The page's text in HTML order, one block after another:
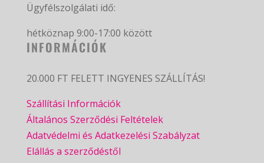
Ügyfélszolgálati idő:
hétköznap 9:00-17:00 között
INFORMÁCIÓK
20.000 FT FELETT INGYENES SZÁLLÍTÁS!
Szállítási Információk
Általános Szerződési Feltételek
Adatvédelmi és Adatkezelési Szabályzat
Elállás a szerződéstől